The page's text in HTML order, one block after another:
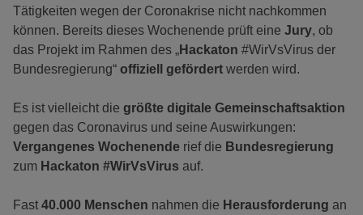
Tätigkeiten wegen der Coronakrise nicht nachkommen
können. Bereits dieses Wochenende prüft eine Jury, ob
das Projekt im Rahmen des „Hackaton #WirVsVirus der
Bundesregierung“ offiziell gefördert werden wird.
Es ist vielleicht die größte digitale Gemeinschaftsaktion
gegen das Coronavirus und seine Auswirkungen:
Vergangenes Wochenende rief die Bundesregierung
zum Hackaton #WirVsVirus auf.
Fast 40.000 Menschen nahmen die Herausforderung an